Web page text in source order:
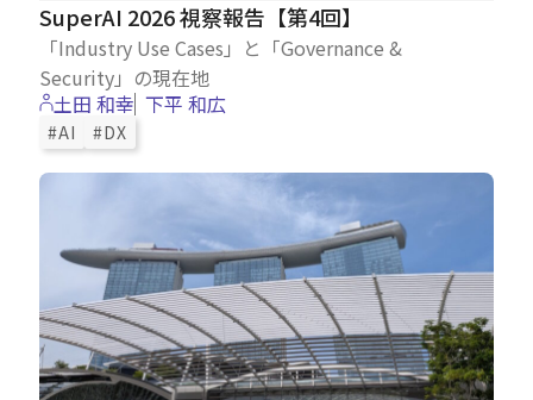
SuperAI 2026 視察報告【第4回】
「Industry Use Cases」と「Governance &
Security」の現在地
土田 和幸 下平 和広
#AI #DX